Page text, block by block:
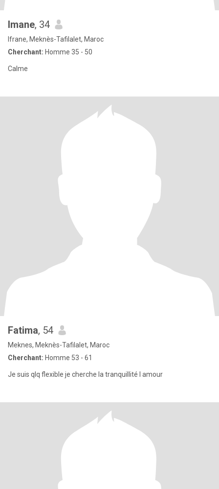
Imane, 34
Ifrane, Meknès-Tafilalet, Maroc
Cherchant: Homme 35 - 50
Calme
Fatima, 54
Meknes, Meknès-Tafilalet, Maroc
Cherchant: Homme 53 - 61
Je suis qlq flexible je cherche la tranquillité l amour